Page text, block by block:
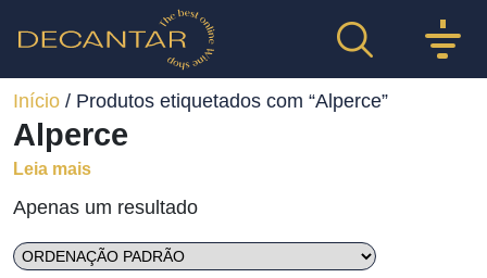
Início / Produtos etiquetados com “Alperce”
Alperce
Leia mais
Apenas um resultado